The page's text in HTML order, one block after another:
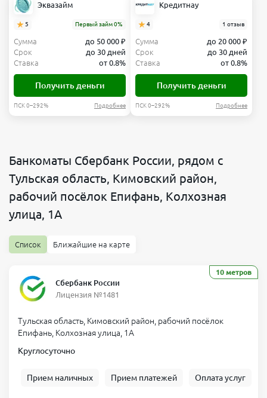
Эквазайм
5 Первый займ 0%
Сумма
до 50 000 ₽
Срок
до 30 дней
Ставка
от 0.8%
Получить деньги
ПСК 0–292% Подробнее
Кредитнау
4 1 отзыв
Сумма
до 20 000 ₽
Срок
до 30 дней
Ставка
от 0.8%
Получить деньги
ПСК 0–292% Подробнее
Банкоматы Сбербанк России, рядом с
Тульская область, Кимовский район,
рабочий посёлок Епифань, Колхозная
улица, 1А
Список Ближайшие на карте
10 метров
Сбербанк России
Лицензия №1481
Тульская область, Кимовский район, рабочий посёлок
Епифань, Колхозная улица, 1А
Круглосуточно
Прием наличных Прием платежей Оплата услуг